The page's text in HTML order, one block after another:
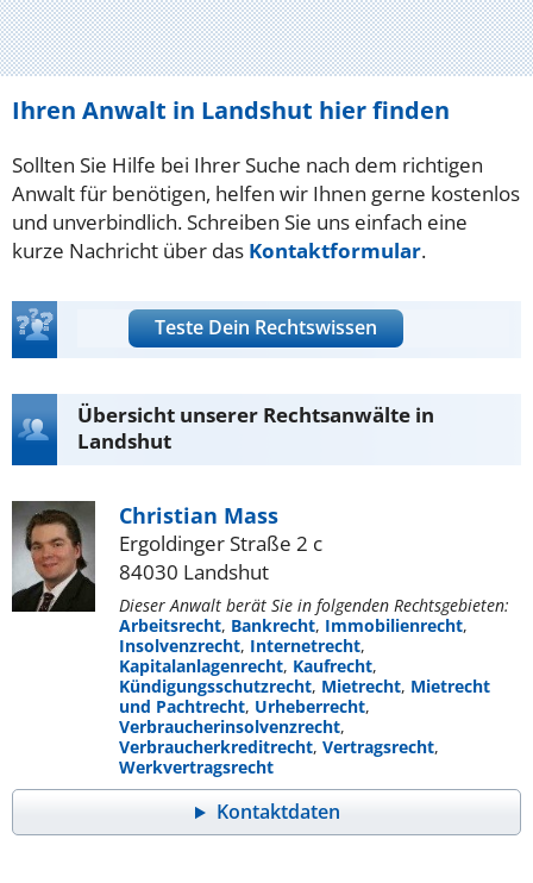
Ihren Anwalt in Landshut hier finden
Sollten Sie Hilfe bei Ihrer Suche nach dem richtigen
Anwalt für benötigen, helfen wir Ihnen gerne kostenlos
und unverbindlich. Schreiben Sie uns einfach eine
kurze Nachricht über das Kontaktformular.
Teste Dein Rechtswissen
Übersicht unserer Rechtsanwälte in
Landshut
Christian Mass
Ergoldinger Straße 2 c
84030 Landshut
Dieser Anwalt berät Sie in folgenden Rechtsgebieten:
Arbeitsrecht, Bankrecht, Immobilienrecht,
Insolvenzrecht, Internetrecht,
Kapitalanlagenrecht, Kaufrecht,
Kündigungsschutzrecht, Mietrecht, Mietrecht
und Pachtrecht, Urheberrecht,
Verbraucherinsolvenzrecht,
Verbraucherkreditrecht, Vertragsrecht,
Werkvertragsrecht
Kontaktdaten